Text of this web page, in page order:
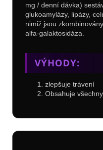
mg / denní dávka)
glukoamylázy, lipázy,
nimiž jsou
alfa-galaktosidáza.
VÝHODY:
zlepšuje trávení
Obsahuje